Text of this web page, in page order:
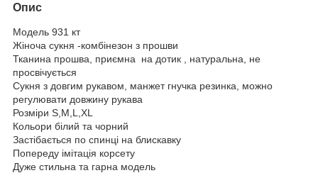
Опис
Модель 931 кт
Жіноча сукня -комбінезон з прошви
Тканина прошва, приємна на дотик , натуральна, не
просвічується
Сукня з довгим рукавом, манжет гнучка резинка, можно
регулювати довжину рукава
Розміри S,M,L,XL
Кольори білий та чорний
Застібається по спинці на блискавку
Попереду імітація корсету
Дуже стильна та гарна модель